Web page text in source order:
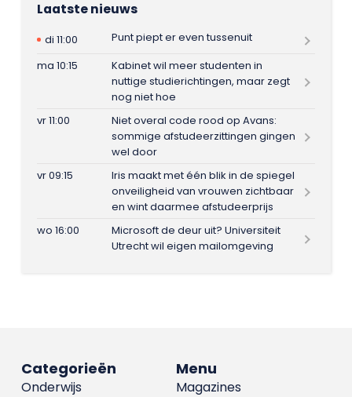
Laatste nieuws
di 11:00
Punt piept er even tussenuit
ma 10:15
Kabinet wil meer studenten in
nuttige studierichtingen, maar zegt
nog niet hoe
vr 11:00
Niet overal code rood op Avans:
sommige afstudeerzittingen gingen
wel door
vr 09:15
Iris maakt met één blik in de spiegel
onveiligheid van vrouwen zichtbaar
en wint daarmee afstudeerprijs
wo 16:00
Microsoft de deur uit? Universiteit
Utrecht wil eigen mailomgeving
Menu
Magazines
Categorieën
Onderwijs